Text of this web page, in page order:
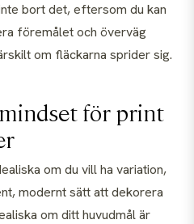
bort det, eftersom du kan
föremålet och överväg
om fläckarna sprider sig.
för print
om du vill ha variation,
modernt sätt att dekorera
om ditt huvudmål är